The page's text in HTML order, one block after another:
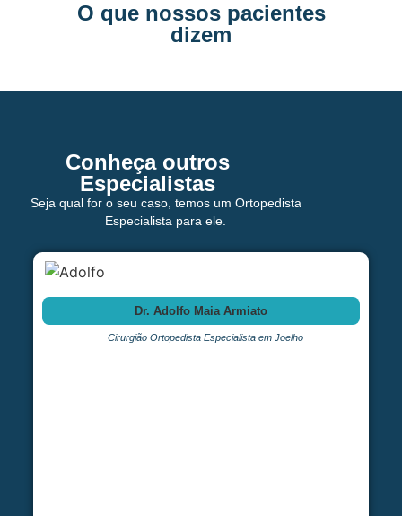
O que nossos pacientes
dizem
Conheça outros
Especialistas
Seja qual for o seu caso, temos um Ortopedista
Especialista para ele.
Dr. Adolfo Maia Armiato
Cirurgião Ortopedista Especialista em Joelho